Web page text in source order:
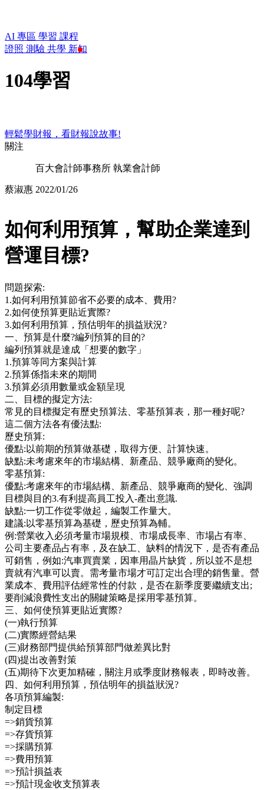
AI 專區 學習 課程
證照 測驗 共學 新知
104學習
輕鬆學財報，看財報說故事!
關注
蔡淑惠
百大會計師事務所 執業會計師
2022/01/26
如何利用預算，幫助企業達到
營運目標?
問題探索:
1.如何利用預算節省不必要的成本、費用?
2.如何使預算更貼近實際?
3.如何利用預算，預估明年的損益狀況?
一、預算是什麼?編列預算的目的?
編列預算就是達成「想要的數字」
1.預算等同方案與計算
2.預算係指未來的期間
3.預算必須用數量或金額呈現
二、目標的擬定方法:
常見的目標擬定有歷史預算法、零基預算表，那一種好呢?
這二個方法各有優法點:
歷史預算:
優點:以前期的預算做基礎，取得方便、計算快速。
缺點:未考慮來年的市場結構、新產品、競爭廠商的變化。
零基預算:
優點:考慮來年的市場結構、新產品、競爭廠商的變化、強調
目標與目的3.有利提高員工投入-產出意識.
缺點:一切工作從零做起，編製工作量大。
建議:以零基預算為基礎，歷史預算為輔。
例:營業收入必須考量市場規模、市場成長率、市場占有率、
公司主要產品占有率，及在缺工、缺料的情況下，是否有產品
可銷售，例如:汽車買賣業，因車用晶片缺貨，所以並不是想
賣就有汽車可以賣。需考量市場才可訂定出合理的銷售量。營
業成本、費用評估經常性的付款，是否在新季度要繼續支出;
要削減浪費性支出的關鍵策略是採用零基預算。
三、如何使預算更貼近實際?
(一)執行預算
(二)實際經營結果
(三)財務部門提供給預算部門做差異比對
(四)提出改善對策
(五)期待下次更加精確，關注月或季度財務報表，即時改善。
四、如何利用預算，預估明年的損益狀況?
各項預算編製:
制定目標
=>銷貨預算
=>存貨預算
=>採購預算
=>費用預算
=>預計損益表
=>預計現金收支預算表